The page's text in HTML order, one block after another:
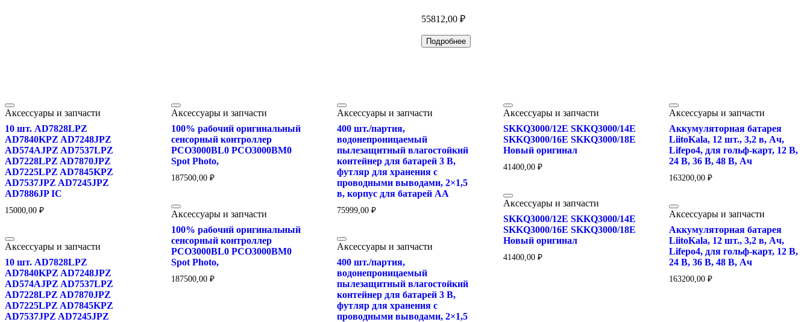
55812,00 ₽
Подробнее
Аксессуары и запчасти
10 шт. AD7828LPZ
AD7840KPZ AD7248JPZ
AD574AJPZ AD7537LPZ
AD7228LPZ AD7870JPZ
AD7225LPZ AD7845KPZ
AD7537JPZ AD7245JPZ
AD7886JP IC
15000,00 ₽
Аксессуары и запчасти
10 шт. AD7828LPZ
AD7840KPZ AD7248JPZ
AD574AJPZ AD7537LPZ
AD7228LPZ AD7870JPZ
AD7225LPZ AD7845KPZ
AD7537JPZ AD7245JPZ
Аксессуары и запчасти
100% рабочий оригинальный
сенсорный контроллер
PCO3000BL0 PCO3000BM0
Spot Photo,
187500,00 ₽
Аксессуары и запчасти
100% рабочий оригинальный
сенсорный контроллер
PCO3000BL0 PCO3000BM0
Spot Photo,
187500,00 ₽
Аксессуары и запчасти
400 шт./партия,
водонепроницаемый
пылезащитный влагостойкий
контейнер для батарей 3 В,
футляр для хранения с
проводными выводами, 2×1,5
в, корпус для батарей AA
75999,00₽
Аксессуары и запчасти
400 шт./партия,
водонепроницаемый
пылезащитный влагостойкий
контейнер для батарей 3 В,
футляр для хранения с
проводными выводами, 2×1,5
Аксессуары и запчасти
SKKQ3000/12E SKKQ3000/14E
SKKQ3000/16E SKKQ3000/18E
Новый оригинал
41400,00 ₽
Аксессуары и запчасти
SKKQ3000/12E SKKQ3000/14E
SKKQ3000/16E SKKQ3000/18E
Новый оригинал
41400,00 ₽
Аксессуары и запчасти
Аккумуляторная батарея
LiitoKala, 12 шт., 3,2 в, Ач,
Lifepo4, для гольф-карт, 12 В,
24 В, 36 В, 48 В, Ач
163200,00₽
Аксессуары и запчасти
Аккумуляторная батарея
LiitoKala, 12 шт., 3,2 в, Ач,
Lifepo4, для гольф-карт, 12 В,
24 В, 36 В, 48 В, Ач
163200,00₽